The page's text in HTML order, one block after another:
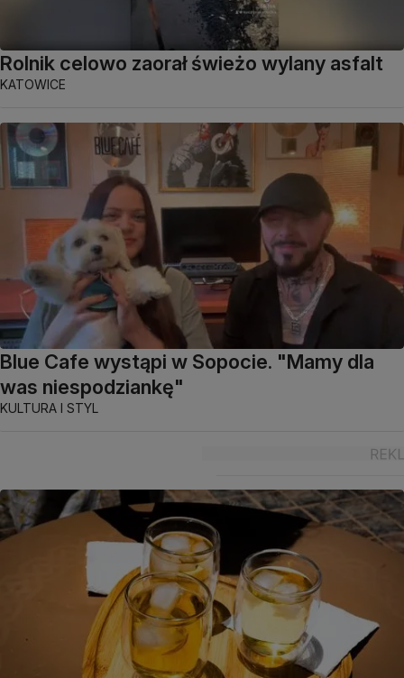
Rolnik celowo zaorał świeżo wylany asfalt
KATOWICE
Blue Cafe wystąpi w Sopocie. "Mamy dla
was niespodziankę"
KULTURA I STYL